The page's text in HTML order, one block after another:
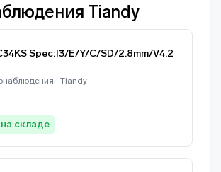
Tiandy
Spec:I3/E/Y/C/SD/2.8mm/V4.2
· Tiandy
складе